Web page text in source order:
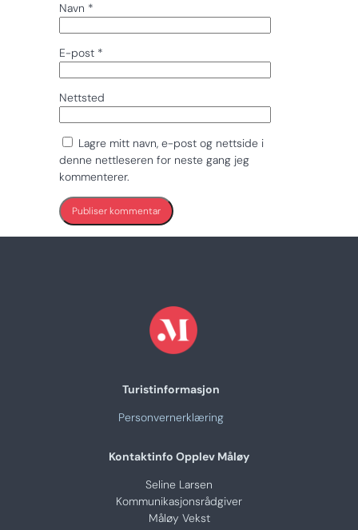
Navn *
E-post *
Nettsted
Lagre mitt navn, e-post og nettside i
denne nettleseren for neste gang jeg
kommenterer.
Turistinformasjon
Personvernerklæring
Kontaktinfo Opplev Måløy
Seline Larsen
Kommunikasjonsrådgiver
Måløy Vekst